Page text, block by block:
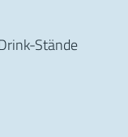
Stände